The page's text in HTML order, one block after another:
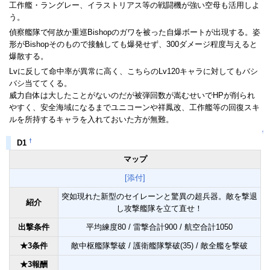
工作艦・ラングレー、イラストリアス等の戦闘機が強い空母も活用しよ
う。
偵察艦隊で何故か重巡Bishopのガワを被った自爆ボートが出現する。姿
形がBishopそのもので接触しても爆発せず、300ダメージ程度与えると
爆散する。
Lvに反して命中率が異常に高く、こちらのLv120キャラに対してもバシ
バシ当ててくる。
威力自体は大したことがないのだが被弾回数が嵩むせいでHPが削られ
やすく、安全海域になるまでユニコーンや祥鳳改、工作艦等の回復スキ
ルを所持するキャラを入れておいた方が無難。
↑
D1 †
マップ
[添付]
紹介
突如現れた新型のセイレーンと驚異の超兵器。敵を撃退
し攻撃艦隊を立て直せ！
出撃条件 平均練度80 / 雷撃合計900 / 航空合計1050
★3条件 敵中枢艦隊撃破 / 護衛艦隊撃破(35) / 敵全艦を撃破
★3報酬